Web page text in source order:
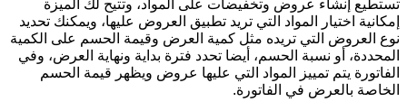
تستطيع إنشاء عروض وتخفيضات على المواد، وتتيح لك الميزة
إمكانية اختيار المواد التي تريد تطبيق العروض عليها، ويمكنك تحديد
نوع العروض التي تريده مثل كمية العرض وقيمة الحسم على الكمية
المحددة، أو نسبة الحسم، أيضا تحدد فترة بداية ونهاية العرض، وفي
الفاتورة يتم تمييز المواد التي عليها عروض ويظهر قيمة الحسم
الخاصة بالعرض في الفاتورة.